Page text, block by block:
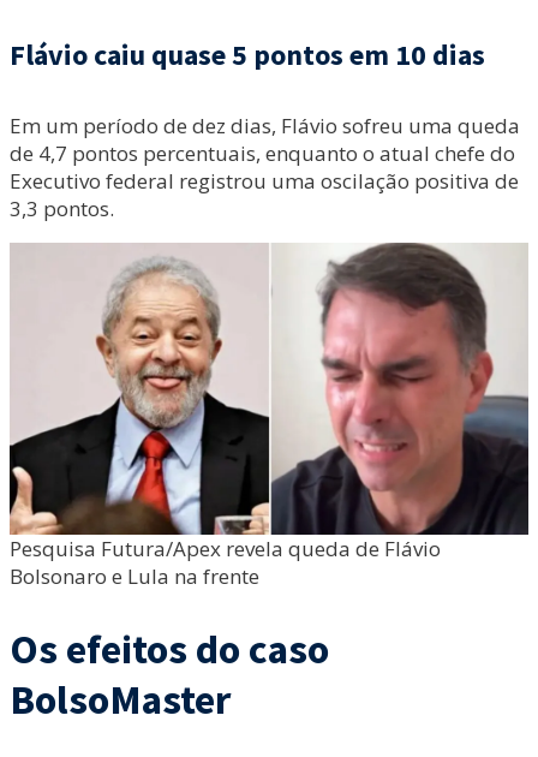
Flávio caiu quase 5 pontos em 10 dias
Em um período de dez dias, Flávio sofreu uma queda
de 4,7 pontos percentuais, enquanto o atual chefe do
Executivo federal registrou uma oscilação positiva de
3,3 pontos.
Pesquisa Futura/Apex revela queda de Flávio
Bolsonaro e Lula na frente
Os efeitos do caso
BolsoMaster